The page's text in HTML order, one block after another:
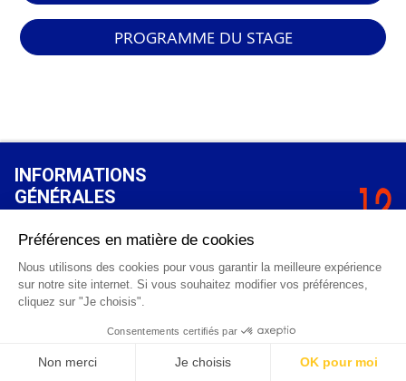
PROGRAMME DU STAGE
INFORMATIONS
GÉNÉRALES
FAQ
CGV
Mentions légales
Contact
info@points12.fr